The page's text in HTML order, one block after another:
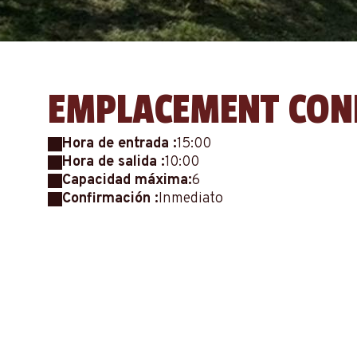
EMPLACEMENT
Hora de entrada :15:00
Hora de salida :10:00
Capacidad máxima:6
Confirmación :Inmediato